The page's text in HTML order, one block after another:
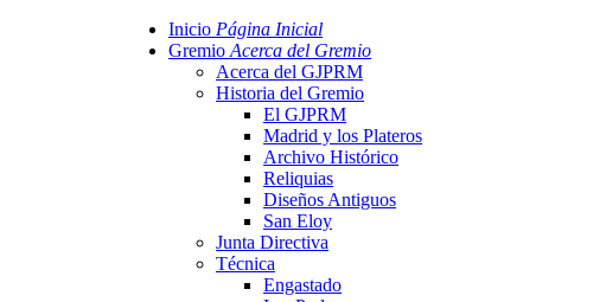
Inicio Página Inicial
Gremio Acerca del Gremio
Acerca del GJPRM
Historia del Gremio
El GJPRM
Madrid y los Plateros
Archivo Histórico
Reliquias
Diseños Antiguos
San Eloy
Junta Directiva
Técnica
Engastado